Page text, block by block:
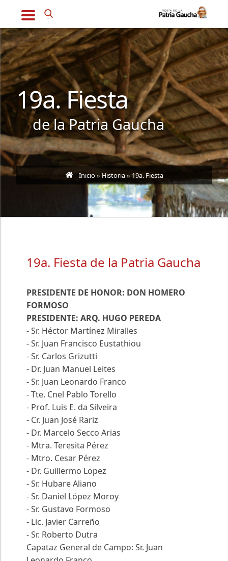
19a. Fiesta
de la Patria Gaucha
Inicio»Historia» 19a. Fiesta
19a. Fiesta de la Patria Gaucha
PRESIDENTE DE HONOR: DON HOMERO
FORMOSO
PRESIDENTE: ARQ. HUGO PEREDA
- Sr. Héctor Martínez Miralles
- Sr. Juan Francisco Eustathiou
- Sr. Carlos Grizutti
- Dr. Juan Manuel Leites
- Sr. Juan Leonardo Franco
- Tte. Cnel Pablo Torello
- Prof. Luis E. da Silveira
- Cr. Juan José Rariz
- Dr. Marcelo Secco Arias
- Mtra. Teresita Pérez
- Mtro. Cesar Pérez
- Dr. Guillermo Lopez
- Sr. Hubare Aliano
- Sr. Daniel López Moroy
- Sr. Gustavo Formoso
- Lic. Javier Carreño
- Sr. Roberto Dutra
Capataz General de Campo: Sr. Juan